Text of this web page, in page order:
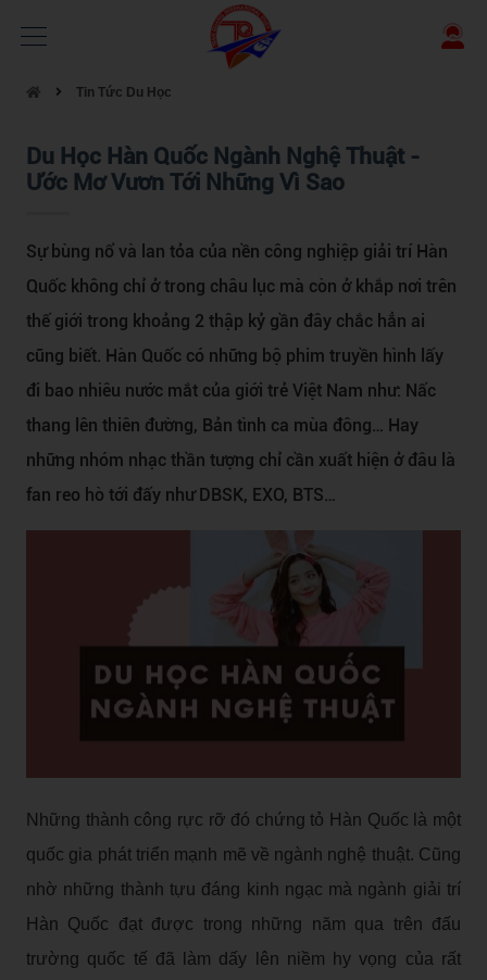
Tin Tức Du Học
Du Học Hàn Quốc Ngành Nghệ Thuật -
Ước Mơ Vươn Tới Những Vì Sao
Sự bùng nổ và lan tỏa của nền công nghiệp giải trí Hàn
Quốc không chỉ ở trong châu lục mà còn ở khắp nơi trên
thế giới trong khoảng 2 thập kỷ gần đây chắc hẳn ai
cũng biết. Hàn Quốc có những bộ phim truyền hình lấy
đi bao nhiêu nước mắt của giới trẻ Việt Nam như: Nấc
thang lên thiên đường, Bản tình ca mùa đông… Hay
những nhóm nhạc thần tượng chỉ cần xuất hiện ở đâu là
fan reo hò tới đấy như DBSK, EXO, BTS…
Những thành công rực rỡ đó chứng tỏ Hàn Quốc là một
quốc gia phát triển mạnh mẽ về ngành nghệ thuật. Cũng
nhờ những thành tựu đáng kinh ngạc mà ngành giải trí
Hàn Quốc đạt được trong những năm qua trên đấu
trường quốc tế đã làm dấy lên niềm hy vọng của rất